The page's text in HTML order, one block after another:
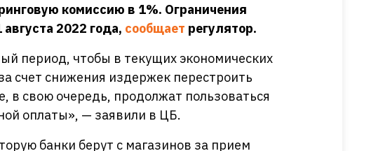
комиссию в 1%. Ограничения
2022 года, сообщает регулятор.
период, чтобы в текущих экономических
счет снижения издержек перестроить
в свою очередь, продолжат пользоваться
оплаты», — заявили в ЦБ.
банки берут с магазинов за прием